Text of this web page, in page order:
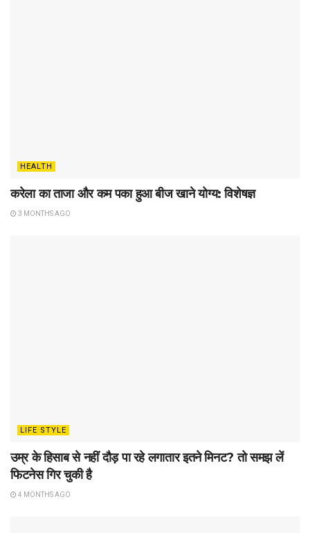
HEALTH
करेला का ताजा और कम पका हुआ बीज खाने योग्य: विशेषज्ञ
3 MONTHS AGO
LIFE STYLE
उम्र के हिसाब से नहीं दौड़ पा रहे लगातार इतने मिनट? तो समझ लें
फिटनेस गिर चुकी है
4 MONTHS AGO